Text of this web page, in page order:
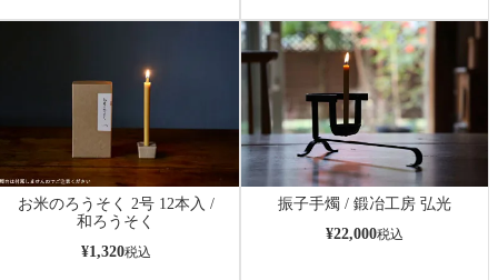
お米のろうそく 2号 12本入 /
和ろうそく
¥1,320税込
振子手燭 / 鍛冶工房 弘光
¥22,000税込